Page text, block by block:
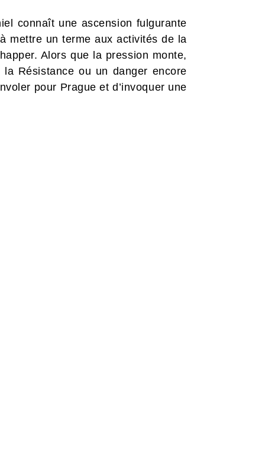
connaît une ascension fulgurante
mettre un terme aux activités de la
Alors que la pression monte,
Résistance ou un danger encore
pour Prague et d’invoquer une